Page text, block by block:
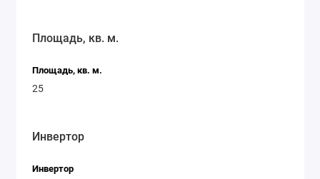
Площадь, кв. м.
Площадь, кв. м.
25
Инвертор
Инвертор